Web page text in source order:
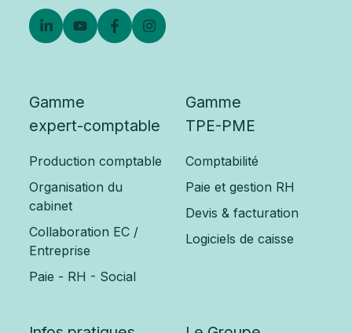
Gamme
expert-comptable
Production comptable
Organisation du
cabinet
Collaboration EC /
Entreprise
Paie - RH - Social
Gamme
TPE-PME
Comptabilité
Paie et gestion RH
Devis & facturation
Logiciels de caisse